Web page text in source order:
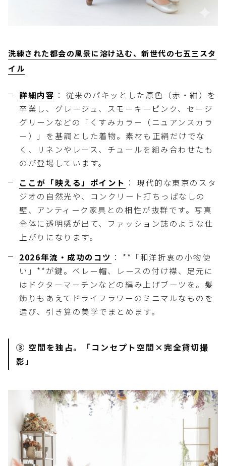
洗練された都会の風景に溶け込む、新世代の七五三スタ
イル
詳細内容 ： 従来のパキッとした原色（赤・紺）を
卒業し、グレージュ、スモーキーピンク、セージ
グリーンなどの「くすみカラー（ニュアンスカラ
ー）」を基調とした着物。素材も正絹だけでな
く、リネンやレース、チュールを組み合わせたも
のが登場しています。
ここが「映える」ポイント ： 現代的な東京のスタ
ジオの自然光や、コンクリート打ちっぱなしの
壁、アンティーク家具との相性が抜群です。写真
全体に透明感が出て、ファッション誌のような仕
上がりになります。
2026年流・成功のコツ ： **「和洋折衷の小物使
い」**が鍵。ベレー帽、レースの付け襟、足元に
はドクターマーチンなどの編み上げブーツを。髪
飾りもあえてドライフラワーのミニマルなものを
選び、引き算の美学でまとめます。
③ 空間を独占。「コンセプト空間×完全貸切撮
影」